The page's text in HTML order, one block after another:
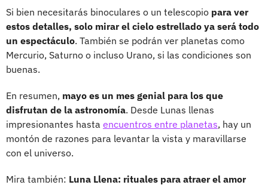
Si bien necesitarás binoculares o un telescopio para ver
estos detalles, solo mirar el cielo estrellado ya será todo
un espectáculo. También se podrán ver planetas como
Mercurio, Saturno o incluso Urano, si las condiciones son
buenas.
En resumen, mayo es un mes genial para los que
disfrutan de la astronomía. Desde Lunas llenas
impresionantes hasta encuentros entre planetas, hay un
montón de razones para levantar la vista y maravillarse
con el universo.
Mira también: Luna Llena: rituales para atraer el amor